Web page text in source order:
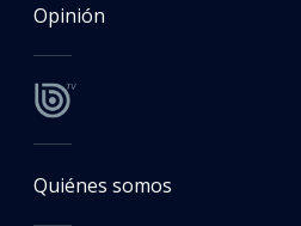
Opinión
Quiénes somos